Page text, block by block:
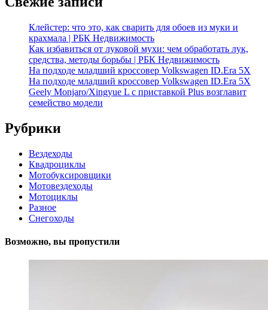
Клейстер: что это, как сварить для обоев из муки и
крахмала | РБК Недвижимость
Как избавиться от луковой мухи: чем обработать лук,
средства, методы борьбы | РБК Недвижимость
На подходе младший кроссовер Volkswagen ID.Era 5X
На подходе младший кроссовер Volkswagen ID.Era 5X
Geely Monjaro/Xingyue L с приставкой Plus возглавит
семейство модели
Рубрики
Вездеходы
Квадроциклы
Мотобуксировщики
Мотовездеходы
Мотоциклы
Разное
Снегоходы
Возможно, вы пропустили